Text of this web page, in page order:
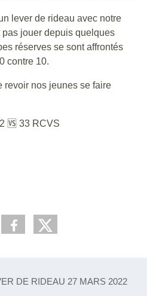
lever de rideau avec notre
jouer depuis quelques
réserves se sont affrontés
contre 10.
revoir nos jeunes se faire
🆚 33 RCVS
DE RIDEAU 27 MARS 2022